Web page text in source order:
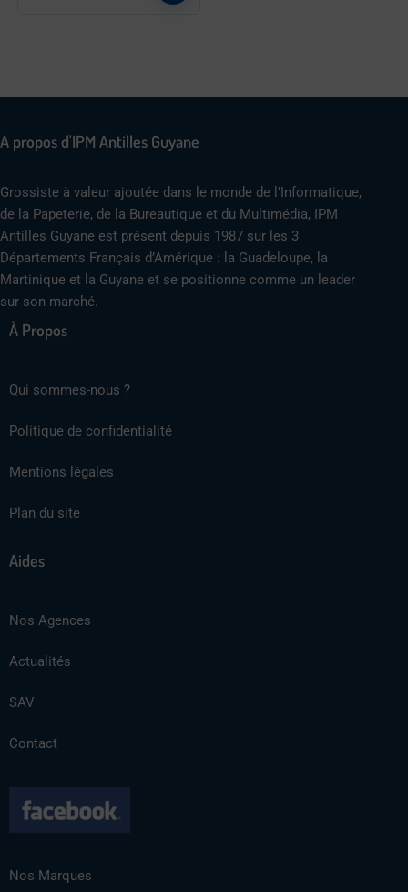
A propos d'IPM Antilles Guyane
Grossiste à valeur ajoutée dans le monde de l’Informatique,
de la Papeterie, de la Bureautique et du Multimédia, IPM
Antilles Guyane est présent depuis 1987 sur les 3
Départements Français d’Amérique : la Guadeloupe, la
Martinique et la Guyane et se positionne comme un leader
sur son marché.
À Propos
Qui sommes-nous ?
Politique de confidentialité
Mentions légales
Plan du site
Aides
Nos Agences
Actualités
SAV
Contact
Nos Marques